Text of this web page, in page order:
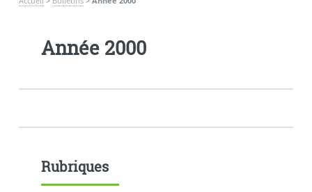
Année 2000
Rubriques